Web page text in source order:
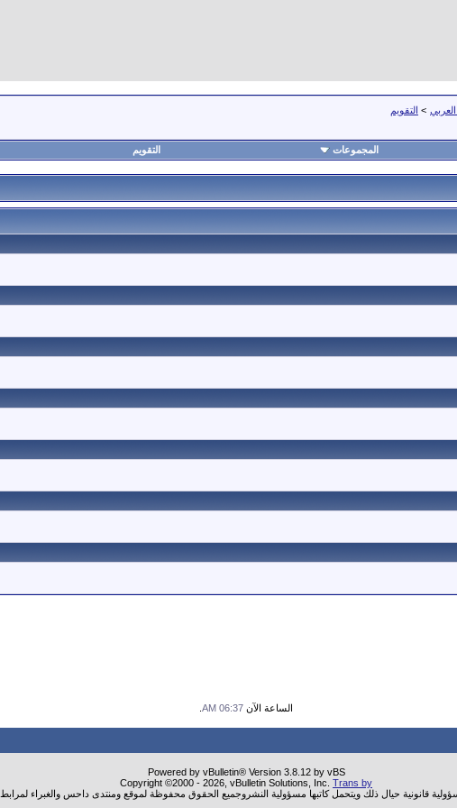
> التقويم
المجموعات التقويم
الساعة الآن 06:37 AM
Powered by vBulletin® Version 3.8.12 by vBS
Copyright ©2000 - 2026, vBulletin Solutions, Inc. Trans by
قانونية حيال ذلك ويتحمل كاتبها مسؤولية النشروجميع الحقوق محفوظة لموقع ومنتدى داحس والغبراء